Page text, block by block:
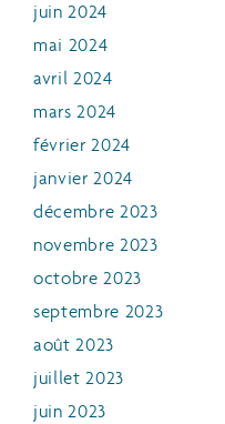
juin 2024
mai 2024
avril 2024
mars 2024
février 2024
janvier 2024
décembre 2023
novembre 2023
octobre 2023
septembre 2023
août 2023
juillet 2023
juin 2023